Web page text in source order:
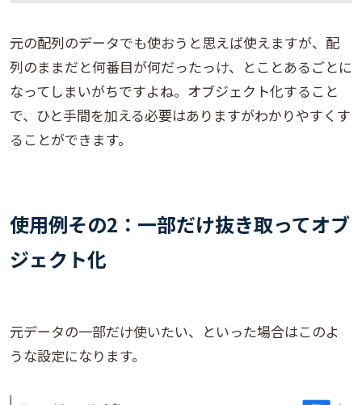
元の配列のデータでも使おうと思えば使えますが、配
列のままだと何番目が何だったっけ、とことあるごとに
なってしまいがちですよね。オブジェクト化すること
で、ひと手間を加える必要はありますがわかりやすくす
ることができます。
使用例その2：一部だけ抜き取ってオブ
ジェクト化
元データの一部だけ使いたい、といった場合はこのよ
うな設定になります。